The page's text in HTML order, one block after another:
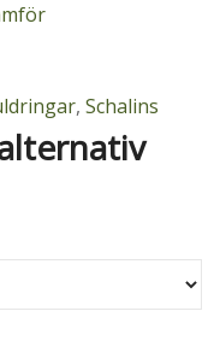
, Schalins